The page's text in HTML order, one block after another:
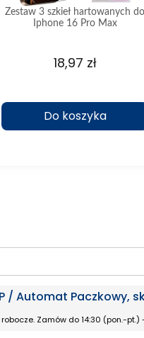
Zestaw 3 szkieł hartowanych do
Iphone 16 Pro Max
18,97 zł
Do koszyka
/ Automat Paczkowy,
Zamów do 14:30 (pon.-pt.)